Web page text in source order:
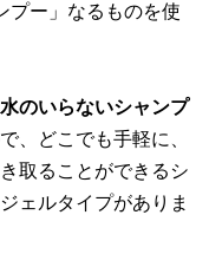
プー」なるものを使
水のいらないシャンプ
、どこでも手軽に、
取ることができるシ
ェルタイプがありま